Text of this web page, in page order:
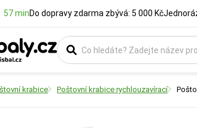
57 minDo dopravy zdarma zbývá: 5 000 Kč
krabice Poštovní krabice rychlouzavírací